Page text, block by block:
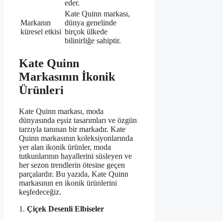
eder.
Markanın
küresel etkisi
Kate Quinn markası,
dünya genelinde
birçok ülkede
bilinirliğe sahiptir.
Kate Quinn
Markasının İkonik
Ürünleri
Kate Quinn markası, moda
dünyasında eşsiz tasarımları ve özgün
tarzıyla tanınan bir markadır. Kate
Quinn markasının koleksiyonlarında
yer alan ikonik ürünler, moda
tutkunlarının hayallerini süsleyen ve
her sezon trendlerin ötesine geçen
parçalardır. Bu yazıda, Kate Quinn
markasının en ikonik ürünlerini
keşfedeceğiz.
1. Çiçek Desenli Elbiseler